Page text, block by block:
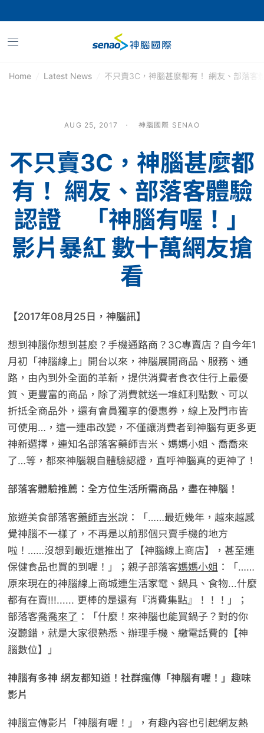
Home Latest News 不只賣3C，神腦甚麼都有！ 網友、部落
AUG 25, 2017 神腦國際 SENAO
不只賣3C，神腦甚麼都
有！ 網友、部落客體驗
認證 「神腦有喔！」
影片暴紅 數十萬網友搶
看
【2017年08月25日，神腦訊】
想到神腦你想到甚麼？手機通路商？3C專賣店？自今年1
月初「神腦線上」開台以來，神腦展開商品、服務、通
路，由內到外全面的革新，提供消費者食衣住行上最優
質、更豐富的商品，除了消費就送一堆紅利點數、可以
折抵全商品外，還有會員獨享的優惠券，線上及門市皆
可使用…，這一連串改變，不僅讓消費者到神腦有更多更
神新選擇，連知名部落客藥師吉米、媽媽小姐、喬喬來
了…等，都來神腦親自體驗認證，直呼神腦真的更神了！
部落客體驗推薦：全方位生活所需商品，盡在神腦！
旅遊美食部落客藥師吉米說：「……最近幾年，越來越感
覺神腦不一樣了，不再是以前那個只賣手機的地方
啦！……沒想到最近還推出了【神腦線上商店】，甚至連
保健食品也買的到喔！」；親子部落客媽媽小姐 ：「……
原來現在的神腦線上商城連生活家電、鍋具、食物...什麼
都有在賣!!!...... 更棒的是還有『消費集點』！！！」；
部落客喬喬來了 ：「什麼！來神腦也能買鍋子？對的你
沒聽錯，就是大家很熟悉、辦理手機、繳電話費的【神
腦數位】」
神腦有多神 網友都知道！社群瘋傳「神腦有喔！」趣味
影片
神腦宣傳影片「神腦有喔！」，有趣內容也引起網友熱